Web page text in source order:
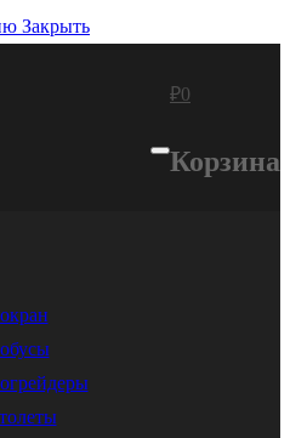
Закрыть
₽0
Корзина